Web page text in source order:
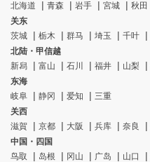
北海道
青森 岩手 宮城 秋田
关东
茨城
栃木 群马 埼玉 千叶
北陆・甲信越
新舄
富山 石川 福井 山梨
东海
岐阜
静冈 爱知
三重
关西
滋賀
京都 大阪 兵库 奈良
中国・四国
鸟取
岛根 冈山 广岛 山口